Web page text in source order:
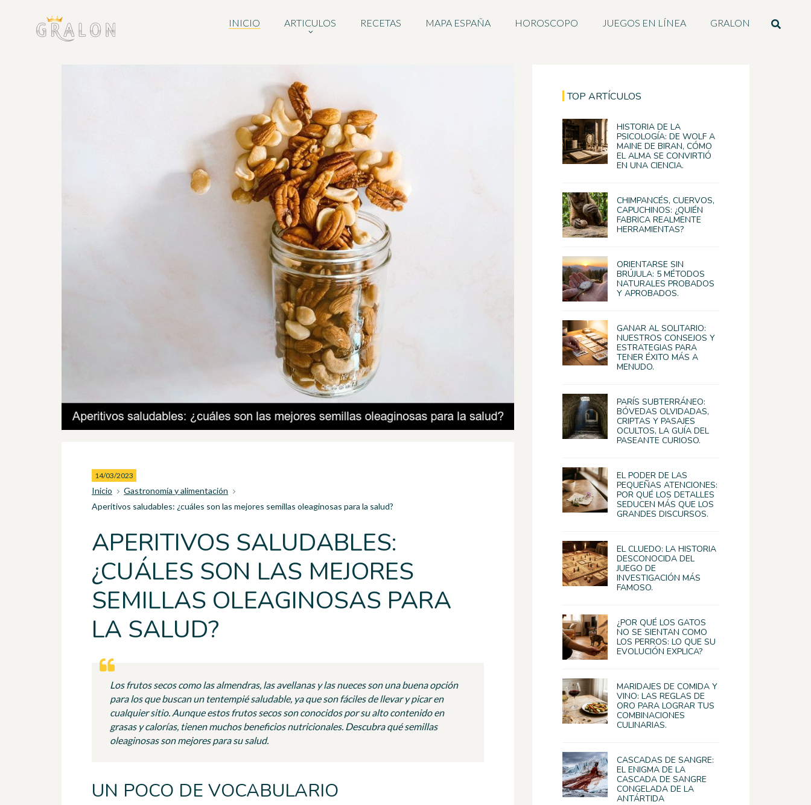
INICIO ARTICULOS RECETAS MAPA ESPAÑA HOROSCOPO JUEGOS EN LÍNEA GRALON
14/03/2023
Inicio
Gastronomía y alimentación
Aperitivos saludables: ¿cuáles son las mejores semillas oleaginosas para la salud?
APERITIVOS SALUDABLES:
¿CUÁLES SON LAS MEJORES
SEMILLAS OLEAGINOSAS PARA
LA SALUD?
Los frutos secos como las almendras, las avellanas y las nueces son una buena opción
para los que buscan un tentempié saludable, ya que son fáciles de llevar y picar en
cualquier sitio. Aunque estos frutos secos son conocidos por su alto contenido en
grasas y calorías, tienen muchos beneficios nutricionales. Descubra qué semillas
oleaginosas son mejores para su salud.
UN POCO DE VOCABULARIO
TOP ARTÍCULOS
HISTORIA DE LA
PSICOLOGÍA: DE WOLF A
MAINE DE BIRAN, CÓMO
EL ALMA SE CONVIRTIÓ
EN UNA CIENCIA.
CHIMPANCÉS, CUERVOS,
CAPUCHINOS: ¿QUIÉN
FABRICA REALMENTE
HERRAMIENTAS?
ORIENTARSE SIN
BRÚJULA: 5 MÉTODOS
NATURALES PROBADOS
Y APROBADOS.
GANAR AL SOLITARIO:
NUESTROS CONSEJOS Y
ESTRATEGIAS PARA
TENER ÉXITO MÁS A
MENUDO.
PARÍS SUBTERRÁNEO:
BÓVEDAS OLVIDADAS,
CRIPTAS Y PASAJES
OCULTOS, LA GUÍA DEL
PASEANTE CURIOSO.
EL PODER DE LAS
PEQUEÑAS ATENCIONES:
POR QUÉ LOS DETALLES
SEDUCEN MÁS QUE LOS
GRANDES DISCURSOS.
EL CLUEDO: LA HISTORIA
DESCONOCIDA DEL
JUEGO DE
INVESTIGACIÓN MÁS
FAMOSO.
¿POR QUÉ LOS GATOS
NO SE SIENTAN COMO
LOS PERROS: LO QUE SU
EVOLUCIÓN EXPLICA?
MARIDAJES DE COMIDA Y
VINO: LAS REGLAS DE
ORO PARA LOGRAR TUS
COMBINACIONES
CULINARIAS.
CASCADAS DE SANGRE:
EL ENIGMA DE LA
CASCADA DE SANGRE
CONGELADA DE LA
ANTÁRTIDA